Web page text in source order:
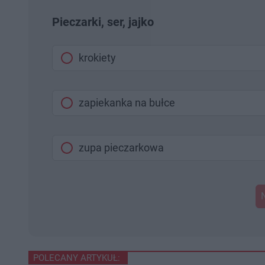
Pieczarki, ser, jajko
krokiety
zapiekanka na bułce
zupa pieczarkowa
POLECANY ARTYKUŁ: